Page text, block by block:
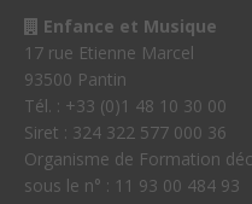
Enfance et Musique
17 rue Etienne Marcel
93500 Pantin
Tél. : +33 (0)1 48 10 30 00
Siret : 324 322 577 000 36
Organisme de Formation
sous le n° : 11 93 00 484 93